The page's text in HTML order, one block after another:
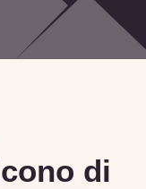
di